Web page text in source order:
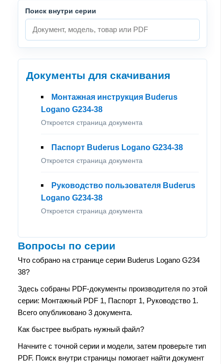
Поиск внутри серии
Документы для скачивания
Монтажная инструкция Buderus
Logano G234-38
Откроется страница документа
Паспорт Buderus Logano G234-38
Откроется страница документа
Руководство пользователя Buderus
Logano G234-38
Откроется страница документа
Вопросы по серии
Что собрано на странице серии Buderus Logano G234
38?
Здесь собраны PDF-документы производителя по этой
серии: Монтажный PDF 1, Паспорт 1, Руководство 1.
Всего опубликовано 3 документа.
Как быстрее выбрать нужный файл?
Начните с точной серии и модели, затем проверьте тип
PDF. Поиск внутри страницы помогает найти документ